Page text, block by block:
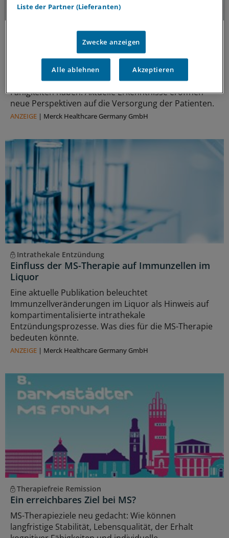
Update Multiple Sklerose: Aktuelle
Erkenntnisse und Entwicklungen
Multiple Sklerose (MS) kann weitreichende
Auswirkungen auf körperliche und kognitive
Fähigkeiten haben. Aktuelle Erkenntnisse eröffnen
neue Perspektiven auf die Versorgung der Patienten.
ANZEIGE | Merck Healthcare Germany GmbH
Intrathekale Entzündung
Einfluss der MS-Therapie auf Immunzellen im
Liquor
Eine aktuelle Publikation beleuchtet
Immunzellveränderungen im Liquor als Hinweis auf
kompartimentalisierte intrathekale
Entzündungsprozesse. Was dies für die MS-Therapie
bedeuten könnte.
ANZEIGE | Merck Healthcare Germany GmbH
Therapiefreie Remission
Ein erreichbares Ziel bei MS?
MS-Therapieziele neu gedacht: Wie können
langfristige Stabilität, Lebensqualität, der Erhalt
Liste der Partner (Lieferanten)
Zwecke anzeigen
Alle ablehnen Akzeptieren